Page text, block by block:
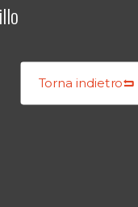
Torna indietro